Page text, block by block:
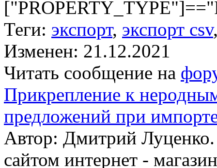
Теги: экспорт, экспорт csv
Изменен: 21.12.2021
Читать сообщение на
Прикрепление к
предложений при
Автор: Дмитрий Луценко.
сайтом интернет -